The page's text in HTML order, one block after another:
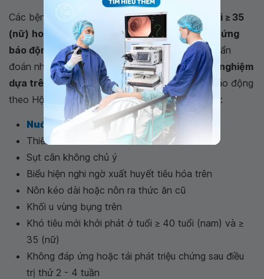
Các bệnh nhân có triệu chứngkhó tiêu, nếu
tuổi ≥ 35
(nữ) hoặc ≥ 40 (nam) và/hoặc có kèmtriệu chứng
báo động
cần được nội soi tiêu hóa trên và chẩn
đoán nhiễm H.pylori bằng các phương phápxét nghiệm
dựa trên mẫu mô sinh thiết. Các triệu chứng báo động
theo Hội Khoa học Tiêu hóa Việt Nam bao gồm :
Nuốt nghẹn
Thiếu máu
Sụt cân không chủ ý
Biểu hiện nghi ngờ xuất huyết tiêu hóa trên
Nôn kéo dài hoặc nôn ra thức ăn cũ
Khối u vùng bụng trên
Khó tiêu mới khởi phát ở tuổi ≥ 40 tuổi (nam) và ≥
35 (nữ)
Không đáp ứng hoặc tái phát triệu chứng sau điều
trị thử 2 - 4 tuần